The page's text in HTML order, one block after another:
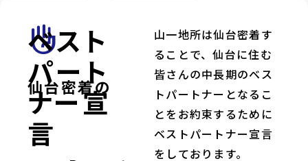
front_hand
仙台密着の
ベスト
パート
ナー宣
言
山一地所は仙台密着す
ることで、仙台に住む
皆さんの中長期のベス
トパートナーとなるこ
とをお約束するために
ベストパートナー宣言
をしております。